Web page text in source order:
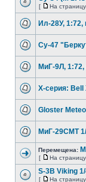
[ На
Ил-28У, 1:72,
Су-47
МиГ-9Л, 1:72,
Х-серия: Bell
Gloster
МиГ-29СМТ 1/
Перемещена:
[ На
S-3B Viking
[ На